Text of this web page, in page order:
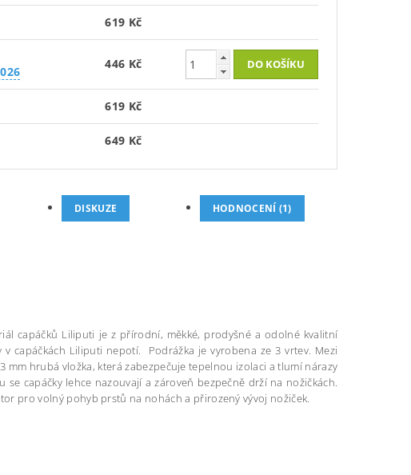
619 Kč
446 Kč
619 Kč
649 Kč
DISKUZE HODNOCENÍ (1)
capáčků Liliputi je z přírodní, měkké, prodyšné a odolné kvalitní
capáčkách Liliputi nepotí. Podrážka je vyrobena ze 3 vrtev. Mezi
hrubá vložka, která zabezpečuje tepelnou izolaci a tlumí nárazy
capáčky lehce nazouvají a zároveň bezpečně drží na nožičkách.
pro volný pohyb prstů na nohách a přirozený vývoj nožiček.